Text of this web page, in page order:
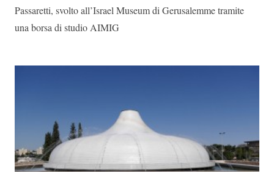
Passaretti, svolto all’Israel Museum di Gerusalemme tramite
una borsa di studio AIMIG